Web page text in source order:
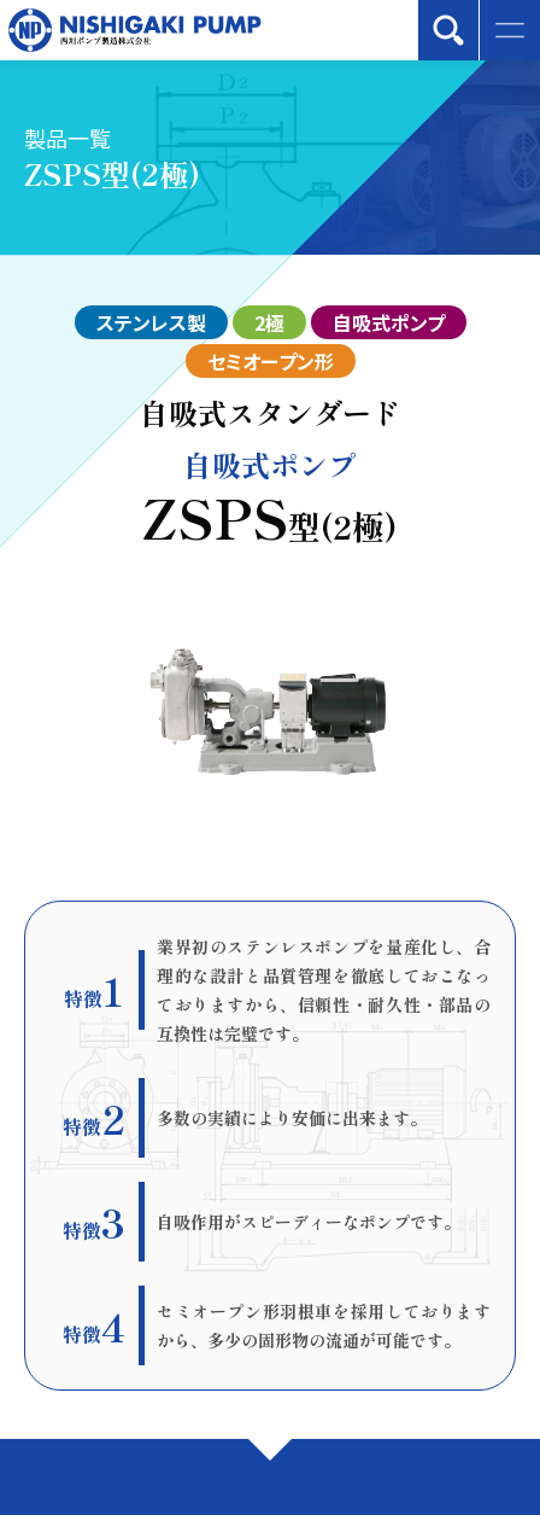
製品一覧
ZSPS型(2極)
ステンレス製 2極
自吸式ポンプ
セミオープン形
自吸式スタンダード
自吸式ポンプ
ZSPS型(2極)
特徴1
業界初のステンレスポンプを量産化し、合
理的な設計と品質管理を徹底しておこなっ
ておりますから、信頼性・耐久性・部品の
互換性は完璧です。
特徴2 多数の実績により安価に出来ます。
特徴3 自吸作用がスピーディーなポンプです。
特徴4
セミオープン形羽根車を採用しております
から、多少の固形物の流通が可能です。